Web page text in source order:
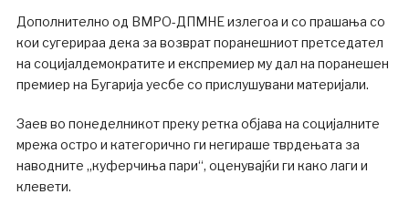
Дополнително од ВМРО-ДПМНЕ излегоа и со прашања со
кои сугерираа дека за возврат поранешниот претседател
на социјалдемократите и експремиер му дал на поранешен
премиер на Бугарија уесбе со прислушувани материјали.
Заев во понеделникот преку ретка објава на социјалните
мрежа остро и категорично ги негираше тврдењата за
наводните „куферчиња пари“, оценувајќи ги како лаги и
клевети.